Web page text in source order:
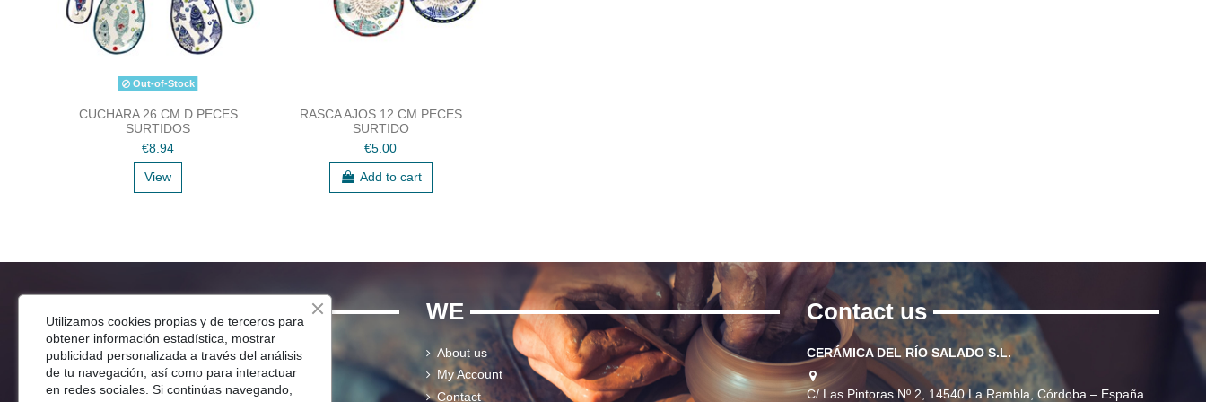
Out-of-Stock
CUCHARA 26 CM D PECES
SURTIDOS
€8.94
View
RASCA AJOS 12 CM PECES
SURTIDO
€5.00
Add to cart
SHOP
Menaje Mesa
Para Tu Cocina
Decoracion
WE
About us
My Account
Contact
Contact us
CERÁMICA DEL RÍO SALADO S.L.
C/ Las Pintoras Nº 2, 14540 La Rambla, Córdoba – España
Utilizamos cookies propias y de terceros para
obtener información estadística, mostrar
publicidad personalizada a través del análisis
de tu navegación, así como para interactuar
en redes sociales. Si continúas navegando,